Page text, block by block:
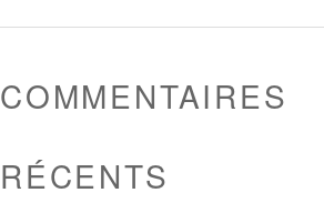
COMMENTAIRES
RÉCENTS